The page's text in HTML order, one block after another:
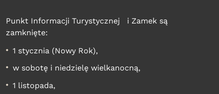
Punkt Informacji Turystycznej i Zamek są
zamknięte:
1 stycznia (Nowy Rok),
w sobotę i niedzielę wielkanocną,
1 listopada,